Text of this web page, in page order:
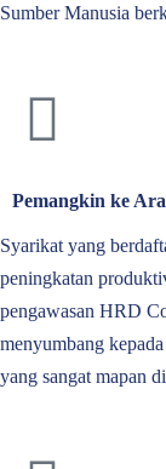
Sumber Manusia
Pemangkin ke
Syarikat yang
peningkatan
pengawasan HRD
menyumbang
yang sangat mapan